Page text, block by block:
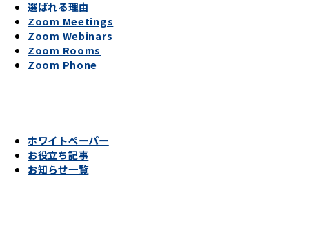
選ばれる理由
Zoom Meetings
Zoom Webinars
Zoom Rooms
Zoom Phone
ホワイトペーパー
お役立ち記事
お知らせ一覧